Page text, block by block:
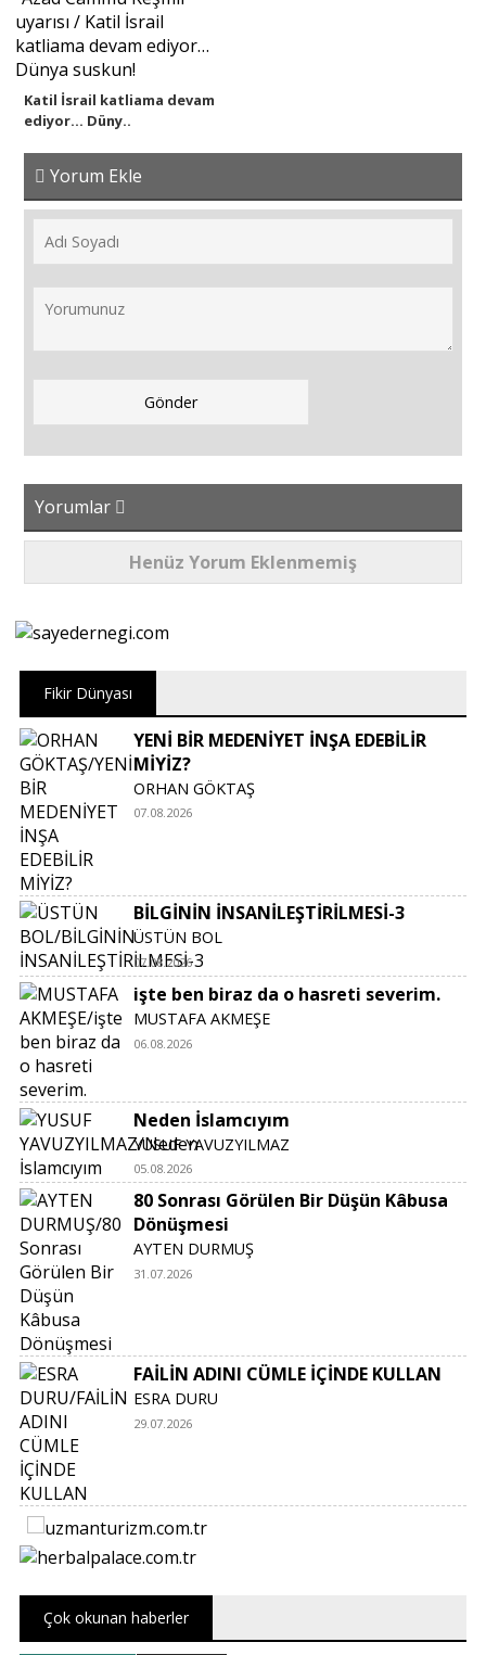
Katil İsrail katliama devam
ediyor… Düny..
Yorum Ekle
Yorumlar
Henüz Yorum Eklenmemiş
Fikir Dünyası
YENİ BİR MEDENİYET İNŞA EDEBİLİR
MİYİZ?
ORHAN GÖKTAŞ
07.08.2026
BİLGİNİN İNSANİLEŞTİRİLMESİ-3
ÜSTÜN BOL
07.08.2026
işte ben biraz da o hasreti severim.
MUSTAFA AKMEŞE
06.08.2026
Neden İslamcıyım
YUSUF YAVUZYILMAZ
05.08.2026
80 Sonrası Görülen Bir Düşün Kâbusa
Dönüşmesi
AYTEN DURMUŞ
31.07.2026
FAİLİN ADINI CÜMLE İÇİNDE KULLAN
ESRA DURU
29.07.2026
Çok okunan haberler